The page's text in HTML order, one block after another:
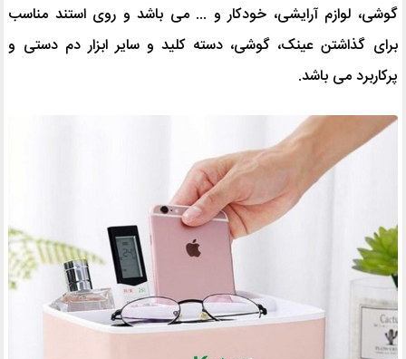
گوشی، لوازم آرایشی، خودکار و ... می باشد و روی استند مناسب
برای گذاشتن عینک، گوشی، دسته کلید و سایر ابزار دم دستی و
پرکاربرد می باشد.